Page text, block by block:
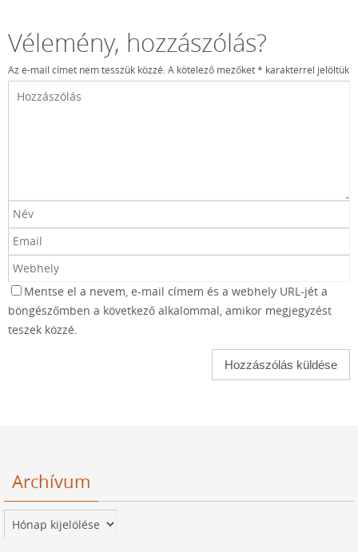
Vélemény, hozzászólás?
Az e-mail címet nem tesszük közzé.A kötelező mezőket* karakterrel jelöltük
Mentse el a nevem, e-mail címem és a webhely URL-jét a
böngészőmben a következő alkalommal, amikor megjegyzést
teszek közzé.
Archívum
Archívum